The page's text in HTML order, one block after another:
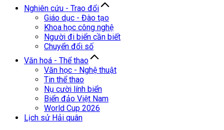
Nghiên cứu - Trao đổi
Giáo dục - Đào tạo
Khoa học công nghệ
Người đi biển cần biết
Chuyển đổi số
Văn hoá - Thể thao
Văn học - Nghệ thuật
Tin thể thao
Nụ cười lính biển
Biển đảo Việt Nam
World Cup 2026
Lịch sử Hải quân